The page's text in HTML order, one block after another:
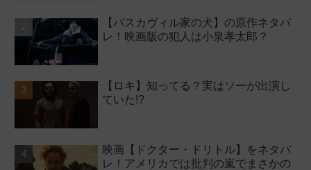
【バスカヴィル家の犬】の原作ネタバ
レ！映画版の犯人は小泉孝太郎？
【ロキ】知ってる？実はソーが出演し
ていた!?
映画【ドクター・ドリトル】をネタバ
レ！アメリカでは批判の嵐でまさかの